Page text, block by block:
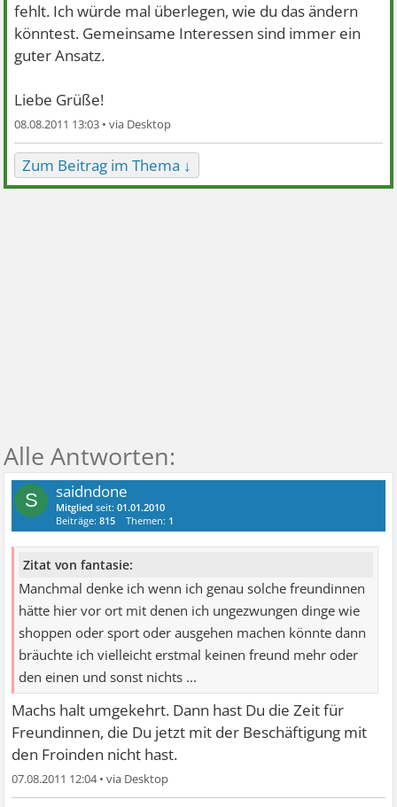
fehlt. Ich würde mal überlegen, wie du das ändern
könntest. Gemeinsame Interessen sind immer ein
guter Ansatz.
Liebe Grüße!
08.08.2011 13:03 •
Zum Beitrag im Thema ↓
S saidndone
Mitglied seit:01.01.2010
Beiträge:815 Themen: 1
Zitat von fantasie:
Manchmal denke ich wenn ich genau solche freundinnen
hätte hier vor ort mit denen ich ungezwungen dinge wie
shoppen oder sport oder ausgehen machen könnte dann
bräuchte ich vielleicht erstmal keinen freund mehr oder
den einen und sonst nichts ...
Machs halt umgekehrt. Dann hast Du die Zeit für
Freundinnen, die Du jetzt mit der Beschäftigung mit
den Froinden nicht hast.
07.08.2011 12:04•